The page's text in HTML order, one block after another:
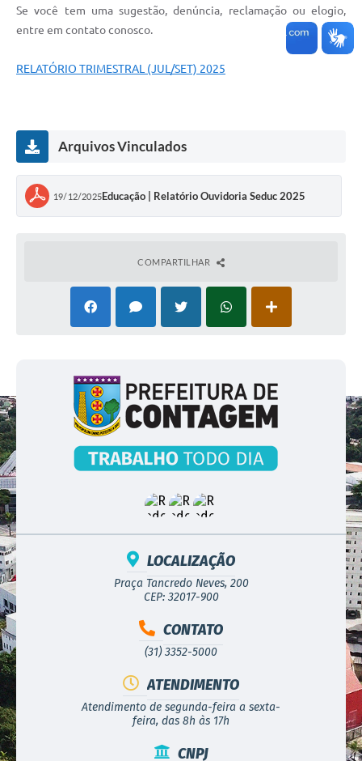
Se você tem uma sugestão, denúncia, reclamação ou elogio,
entre em contato conosco.
RELATÓRIO TRIMESTRAL (JUL/SET) 2025
Arquivos Vinculados
19/12/2025Educação | Relatório Ouvidoria Seduc 2025
COMPARTILHAR
LOCALIZAÇÃO
Praça Tancredo Neves, 200
CEP: 32017-900
CONTATO
(31) 3352-5000
ATENDIMENTO
Atendimento de segunda-feira a sexta-
feira, das 8h às 17h
CNPJ